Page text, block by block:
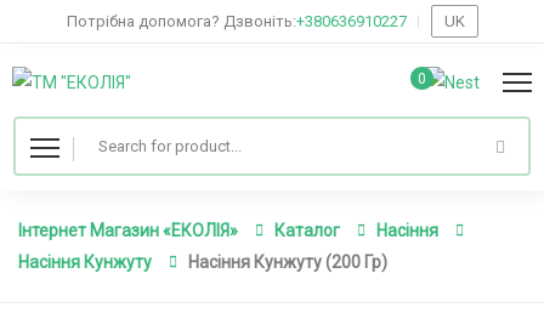
Потрібна допомога? Дзвоніть:+380636910227 UK
0
Інтернет Магазин «ЕКОЛІЯ» Каталог
Насіння
Насіння Кунжуту
Насіння Кунжуту (200 Гр)